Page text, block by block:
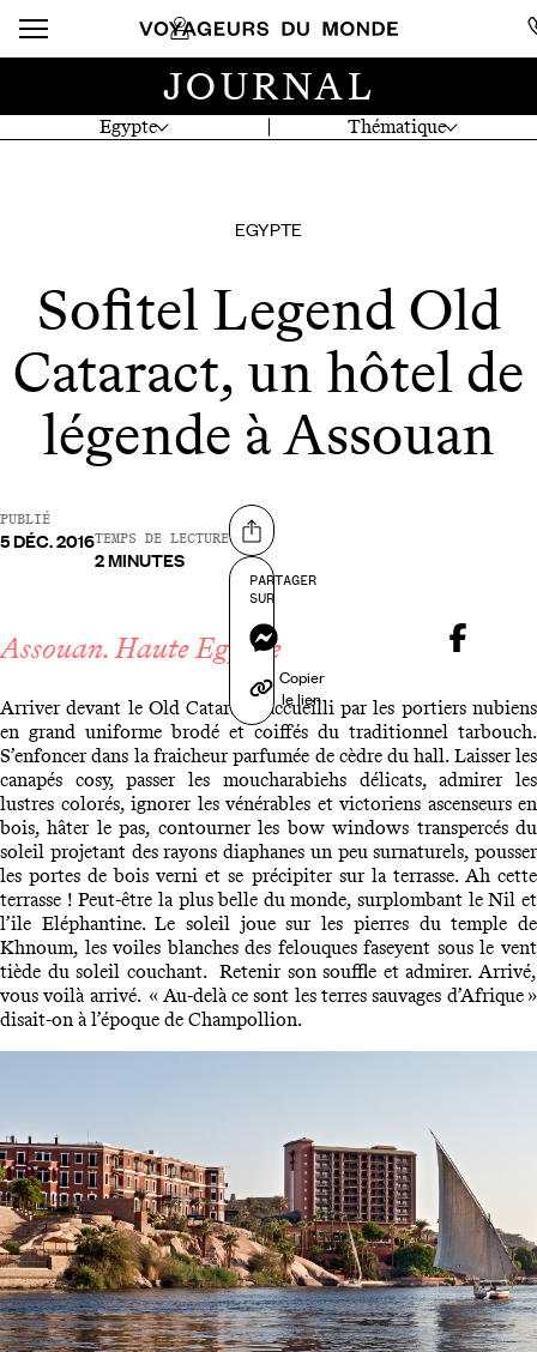
Egypte Thématique
JOURNAL
EGYPTE
Sofitel Legend Old
Cataract, un hôtel de
légende à Assouan
PUBLIÉ
5 DÉC. 2016TEMPS DE LECTURE
2 MINUTES
Partager sur
PARTAGER
SUR
Messenger
Copier
le lien
Assouan. Haute Egypte
Arriver devant le Old Cataract, accueilli par les portiers nubiens
en grand uniforme brodé et coiffés du traditionnel tarbouch.
S’enfoncer dans la fraicheur parfumée de cèdre du hall. Laisser les
canapés cosy, passer les moucharabiehs délicats, admirer les
lustres colorés, ignorer les vénérables et victoriens ascenseurs en
bois, hâter le pas, contourner les bow windows transpercés du
soleil projetant des rayons diaphanes un peu surnaturels, pousser
les portes de bois verni et se précipiter sur la terrasse. Ah cette
terrasse ! Peut-être la plus belle du monde, surplombant le Nil et
l’ile Eléphantine. Le soleil joue sur les pierres du temple de
Khnoum, les voiles blanches des felouques faseyent sous le vent
tiède du soleil couchant. Retenir son souffle et admirer. Arrivé,
vous voilà arrivé. « Au-delà ce sont les terres sauvages d’Afrique »
disait-on à l’époque de Champollion.